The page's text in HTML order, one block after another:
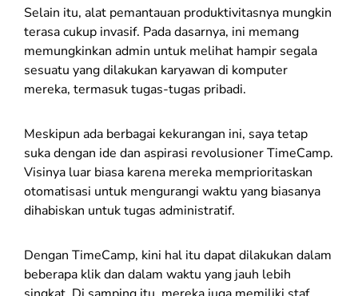
Selain itu, alat pemantauan produktivitasnya mungkin
terasa cukup invasif. Pada dasarnya, ini memang
memungkinkan admin untuk melihat hampir segala
sesuatu yang dilakukan karyawan di komputer
mereka, termasuk tugas-tugas pribadi.
Meskipun ada berbagai kekurangan ini, saya tetap
suka dengan ide dan aspirasi revolusioner TimeCamp.
Visinya luar biasa karena mereka memprioritaskan
otomatisasi untuk mengurangi waktu yang biasanya
dihabiskan untuk tugas administratif.
Dengan TimeCamp, kini hal itu dapat dilakukan dalam
beberapa klik dan dalam waktu yang jauh lebih